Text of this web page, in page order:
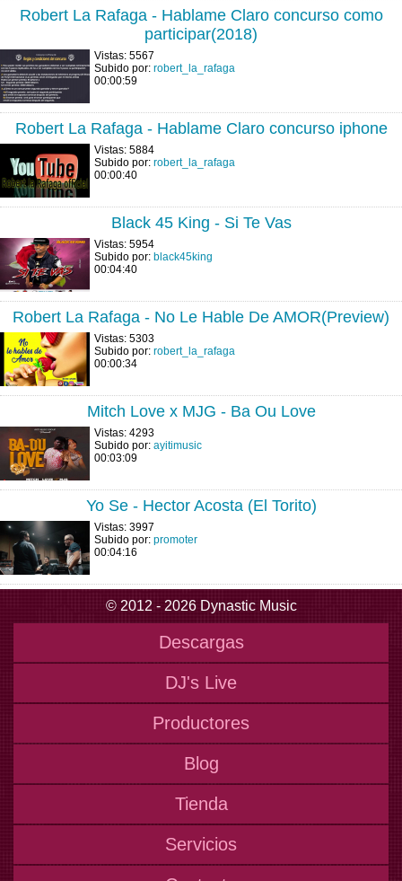
Robert La Rafaga - Hablame Claro concurso como
participar(2018)
Vistas: 5567
Subido por: robert_la_rafaga
00:00:59
Robert La Rafaga - Hablame Claro concurso iphone
Vistas: 5884
Subido por: robert_la_rafaga
00:00:40
Black 45 King - Si Te Vas
Vistas: 5954
Subido por: black45king
00:04:40
Robert La Rafaga - No Le Hable De AMOR(Preview)
Vistas: 5303
Subido por: robert_la_rafaga
00:00:34
Mitch Love x MJG - Ba Ou Love
Vistas: 4293
Subido por: ayitimusic
00:03:09
Yo Se - Hector Acosta (El Torito)
Vistas: 3997
Subido por: promoter
00:04:16
© 2012 - 2026 Dynastic Music
Descargas
DJ's Live
Productores
Blog
Tienda
Servicios